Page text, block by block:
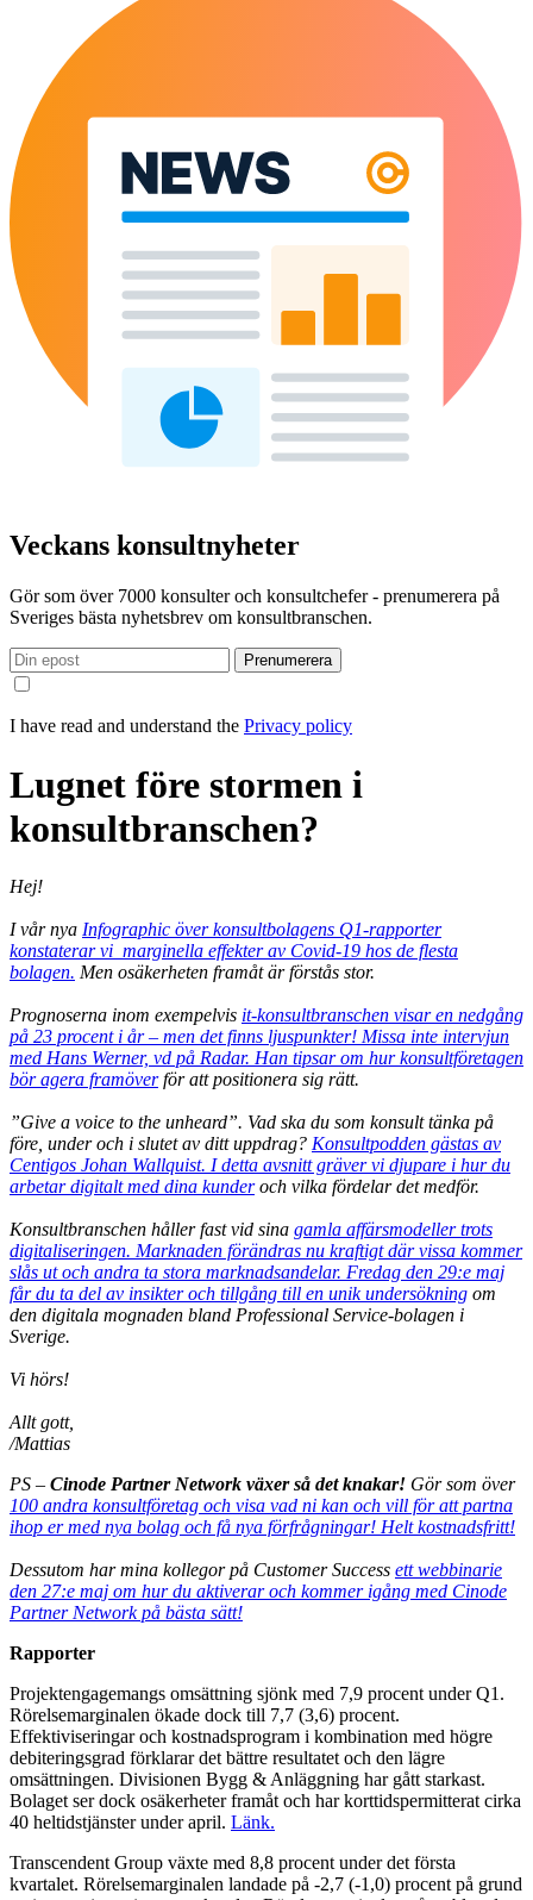
Veckans konsultnyheter
Gör som över 7000 konsulter och konsultchefer - prenumerera på
Sveriges bästa nyhetsbrev om konsultbranschen.
Prenumerera
I have read and understand the Privacy policy
Lugnet före stormen i
konsultbranschen?
Hej!
I vår nya Infographic över konsultbolagens Q1-rapporter
konstaterar vi marginella effekter av Covid-19 hos de flesta
bolagen. Men osäkerheten framåt är förstås stor.
Prognoserna inom exempelvis it-konsultbranschen visar en nedgång
på 23 procent i år – men det finns ljuspunkter! Missa inte intervjun
med Hans Werner, vd på Radar. Han tipsar om hur konsultföretagen
bör agera framöverför att positionera sig rätt.
”Give a voice to the unheard”. Vad ska du som konsult tänka på
före, under och i slutet av ditt uppdrag? Konsultpodden gästas av
Centigos Johan Wallquist. I detta avsnitt gräver vi djupare i hur du
arbetar digitalt med dina kunderoch vilka fördelar det medför.
Konsultbranschen håller fast vid sina gamla affärsmodeller trots
digitaliseringen. Marknaden förändras nu kraftigt där vissa kommer
slås ut och andra ta stora marknadsandelar. Fredag den 29:e maj
får du ta del av insikter och tillgång till en unik undersökning om
den digitala mognaden bland Professional Service-bolagen i
Sverige.
Vi hörs!
Allt gott,
/Mattias
PS – Cinode Partner Network växer så det knakar! Gör som över
100 andra konsultföretag och visa vad ni kan och vill för att partna
ihop er med nya bolag och få nya förfrågningar! Helt kostnadsfritt!
Dessutom har mina kollegor på Customer Success ett webbinarie
den 27:e maj om hur du aktiverar och kommer igång med Cinode
Partner Network på bästa sätt!
Rapporter
Projektengagemangs omsättning sjönk med 7,9 procent under Q1.
Rörelsemarginalen ökade dock till 7,7 (3,6) procent.
Effektiviseringar och kostnadsprogram i kombination med högre
debiteringsgrad förklarar det bättre resultatet och den lägre
omsättningen. Divisionen Bygg & Anläggning har gått starkast.
Bolaget ser dock osäkerheter framåt och har korttidspermitterat cirka
40 heltidstjänster under april. Länk.
Transcendent Group växte med 8,8 procent under det första
kvartalet. Rörelsemarginalen landade på -2,7 (-1,0) procent på grund